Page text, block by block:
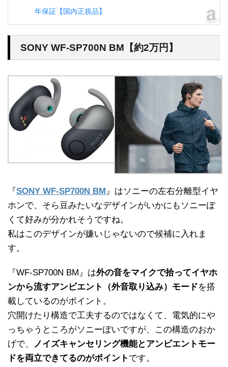
年保証【国内正規品】
SONY WF-SP700N BM【約2万円】
『SONY WF-SP700N BM 』はソニーの左右分離型イヤ
ホンで、そら豆みたいなデザインがいかにもソニーぽ
くて好みが分かれそうですね。
私はこのデザインが嫌いじゃないので候補に入れま
す。
『WF-SP700N BM』は外の音をマイクで拾ってイヤホ
ンから流すアンビエント（外音取り込み）モードを搭
載しているのがポイント。
穴開けたり構造で工夫するのではなくて、電気的にや
っちゃうところがソニーぽいですが、この構造のおか
げで、
ノイズキャンセリング機能とアンビエントモー
ドを両立できてるのがポイント です。